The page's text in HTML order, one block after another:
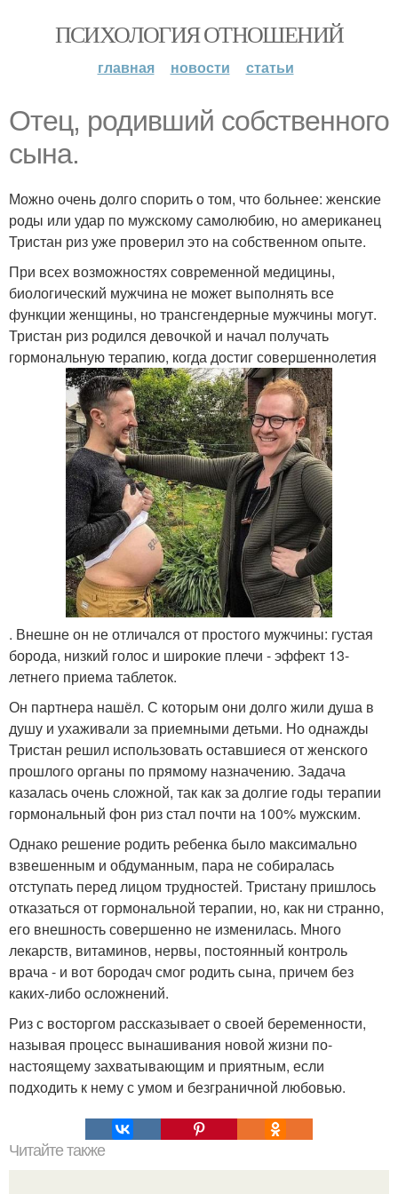
ПСИХОЛОГИЯ ОТНОШЕНИЙ
главная новости статьи
Отец, родивший собственного
сына.
Можно очень долго спорить о том, что больнее: женские
роды или удар по мужскому самолюбию, но американец
Тристан риз уже проверил это на собственном опыте.
При всех возможностях современной медицины,
биологический мужчина не может выполнять все
функции женщины, но трансгендерные мужчины могут.
Тристан риз родился девочкой и начал получать
гормональную терапию, когда достиг совершеннолетия
. Внешне он не отличался от простого мужчины: густая
борода, низкий голос и широкие плечи - эффект 13-
летнего приема таблеток.
Он партнера нашёл. С которым они долго жили душа в
душу и ухаживали за приемными детьми. Но однажды
Тристан решил использовать оставшиеся от женского
прошлого органы по прямому назначению. Задача
казалась очень сложной, так как за долгие годы терапии
гормональный фон риз стал почти на 100% мужским.
Однако решение родить ребенка было максимально
взвешенным и обдуманным, пара не собиралась
отступать перед лицом трудностей. Тристану пришлось
отказаться от гормональной терапии, но, как ни странно,
его внешность совершенно не изменилась. Много
лекарств, витаминов, нервы, постоянный контроль
врача - и вот бородач смог родить сына, причем без
каких-либо осложнений.
Риз с восторгом рассказывает о своей беременности,
называя процесс вынашивания новой жизни по-
настоящему захватывающим и приятным, если
подходить к нему с умом и безграничной любовью.
Читайте также